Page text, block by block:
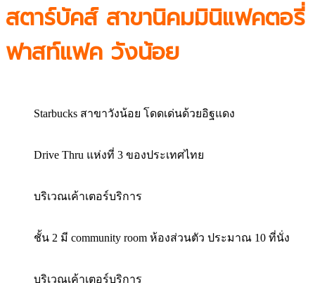
สตาร์บัคส์ สาขานิคมมินิแฟคตอรี่
ฟาสท์แฟค วังน้อย
Starbucks สาขาวังน้อย โดดเด่นด้วยอิฐแดง
Drive Thru แห่งที่ 3 ของประเทศไทย
บริเวณเค้าเตอร์บริการ
ชั้น 2 มี community room ห้องส่วนตัว ประมาณ 10 ที่นั่ง
บริเวณเค้าเตอร์บริการ